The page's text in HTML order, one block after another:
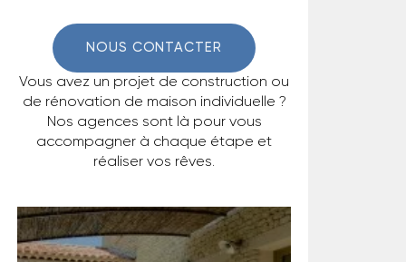
NOUS CONTACTER
Vous avez un projet de construction ou
de rénovation de maison individuelle ?
Nos agences sont là pour vous
accompagner à chaque étape et
réaliser vos rêves.